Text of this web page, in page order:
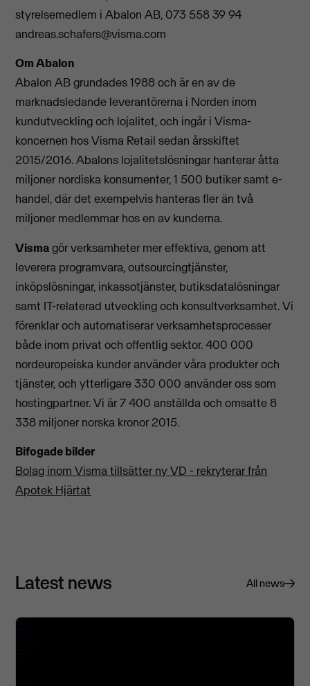
styrelsemedlem i Abalon AB, 073 558 39 94
andreas.schafers@visma.com
Om Abalon
Abalon AB grundades 1988 och är en av de
marknadsledande leverantörerna i Norden inom
kundutveckling och lojalitet, och ingår i Visma-
koncernen hos Visma Retail sedan årsskiftet
2015/2016. Abalons lojalitetslösningar hanterar åtta
miljoner nordiska konsumenter, 1 500 butiker samt e-
handel, där det exempelvis hanteras fler än två
miljoner medlemmar hos en av kunderna.
Vismagör verksamheter mer effektiva, genom att
leverera programvara, outsourcingtjänster,
inköpslösningar, inkassotjänster, butiksdatalösningar
samt IT-relaterad utveckling och konsultverksamhet. Vi
förenklar och automatiserar verksamhetsprocesser
både inom privat och offentlig sektor. 400 000
nordeuropeiska kunder använder våra produkter och
tjänster, och ytterligare 330 000 använder oss som
hostingpartner. Vi är 7 400 anställda och omsatte 8
338 miljoner norska kronor 2015.
Bifogade bilder
Bolag inom Visma tillsätter ny VD - rekryterar från
Apotek Hjärtat
Latest news All news